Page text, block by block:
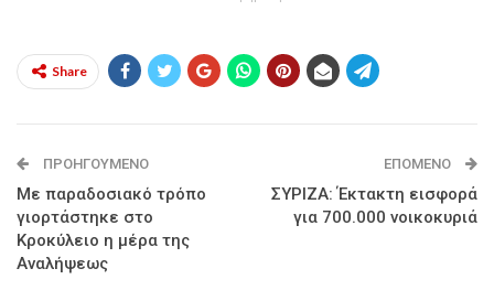
Share
ΠΡΟΗΓΟΎΜΕΝΟ
Με παραδοσιακό τρόπο
γιορτάστηκε στο
Κροκύλειο η μέρα της
Αναλήψεως
ΕΠΌΜΕΝΟ
ΣΥΡΙΖΑ: Έκτακτη εισφορά
για 700.000 νοικοκυριά